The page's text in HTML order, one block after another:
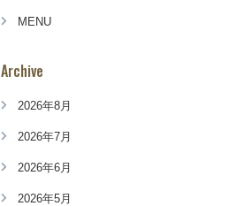
MENU
Archive
2026年8月
2026年7月
2026年6月
2026年5月